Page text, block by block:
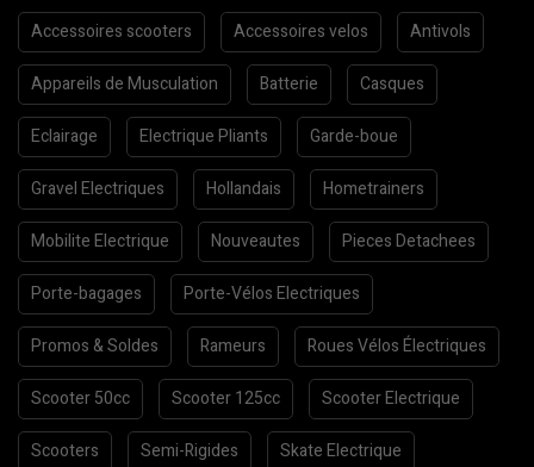
Accessoires scooters Accessoires velos Antivols
Appareils de Musculation Batterie Casques
Eclairage Electrique Pliants Garde-boue
Gravel Electriques Hollandais Hometrainers
Mobilite Electrique Nouveautes Pieces Detachees
Porte-bagages Porte-Vélos Electriques
Promos & Soldes Rameurs Roues Vélos Électriques
Scooter 50cc Scooter 125cc Scooter Electrique
Scooters Semi-Rigides Skate Electrique